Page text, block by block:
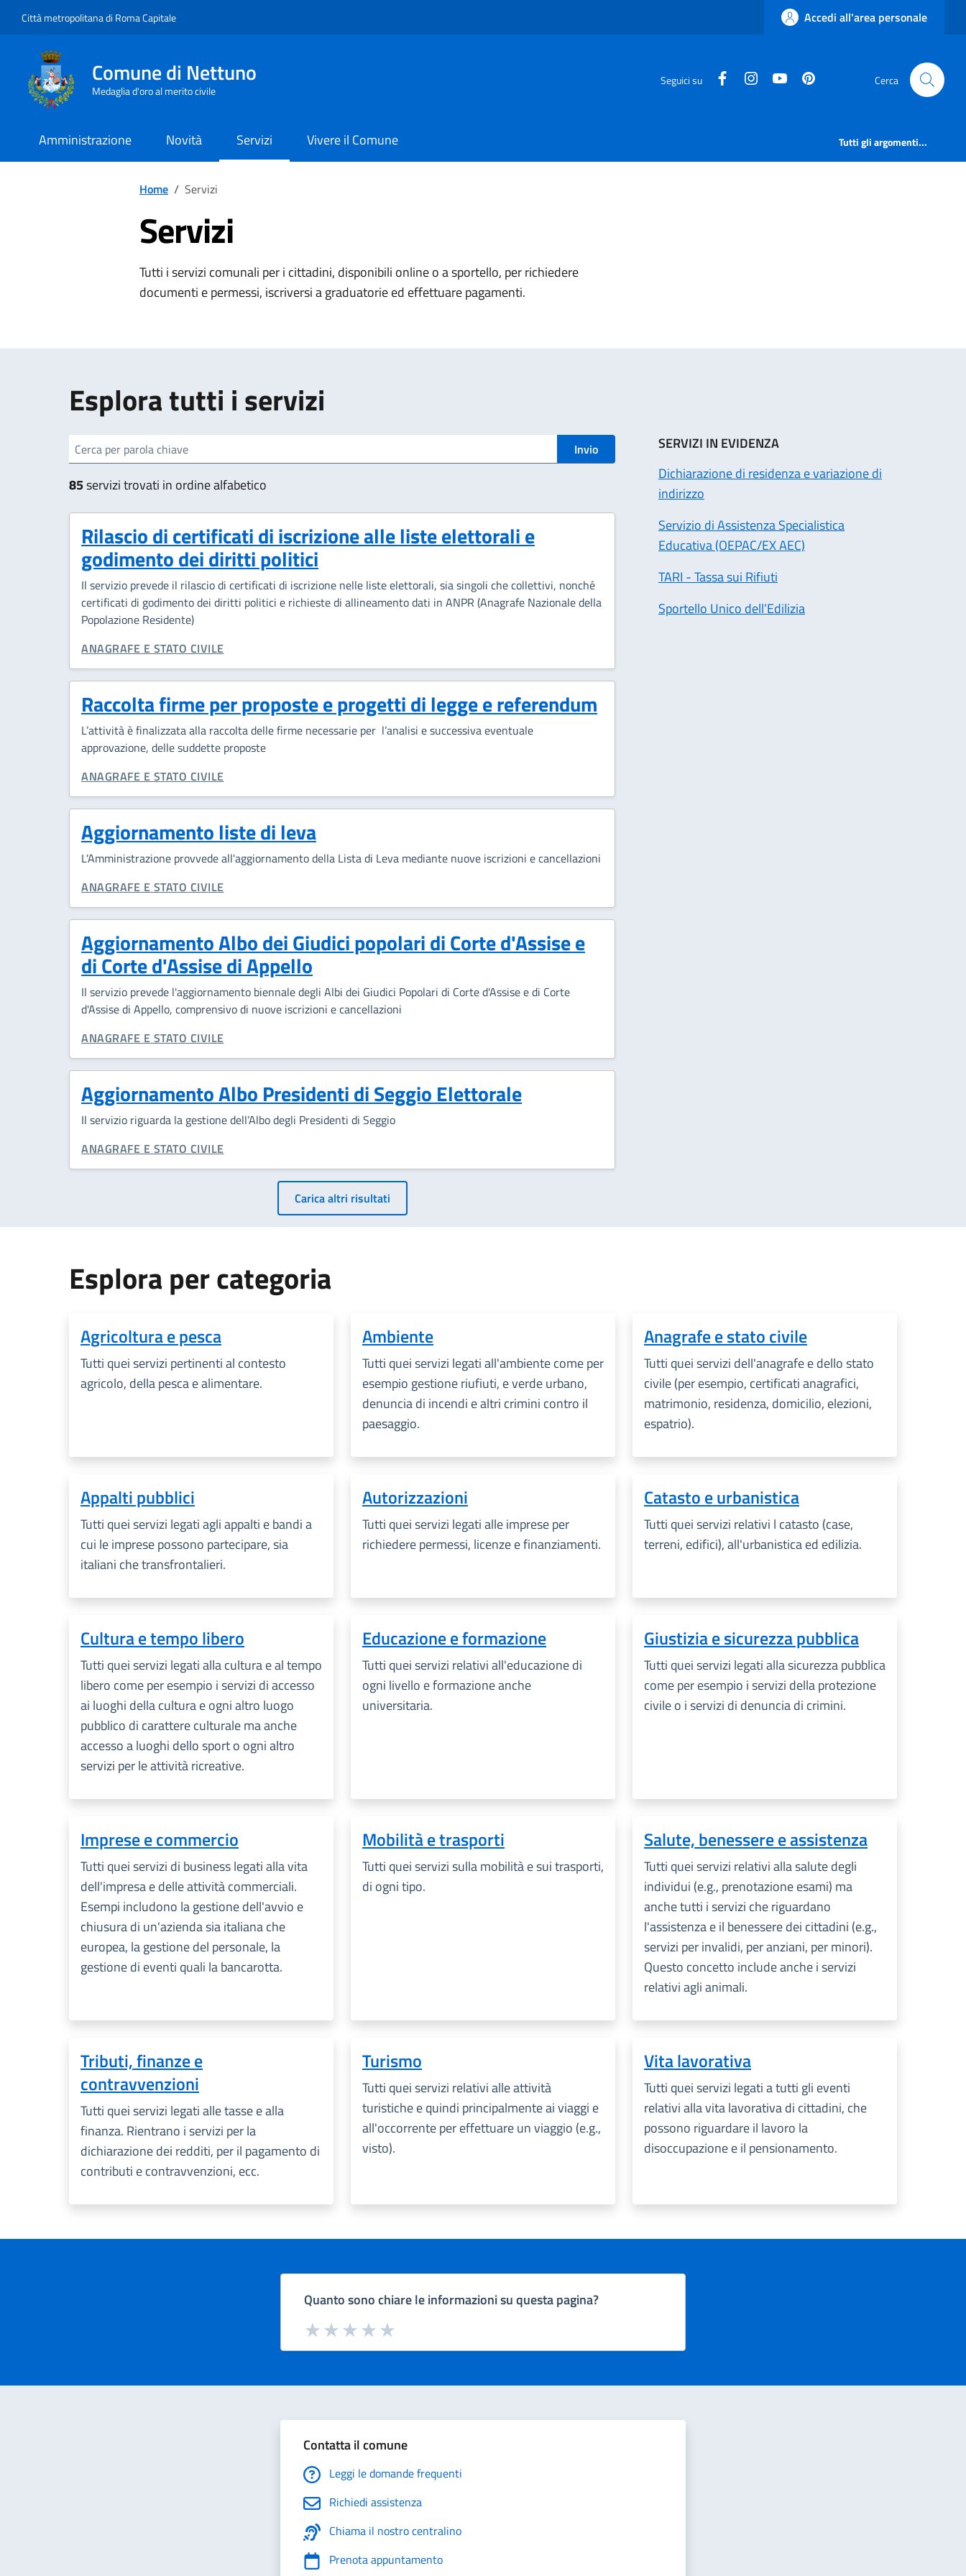
Città metropolitana di Roma Capitale Accedi all'area personale
Comune di Nettuno
Medaglia d'oro al merito civile
Seguici su facebookinstagramcanale youtube Cerca
Amministrazione Novità Servizi Vivere il Comune Tutti gli argomenti...
Home / Servizi
Servizi
Tutti i servizi comunali per i cittadini, disponibili online o a sportello, per richiedere
documenti e permessi, iscriversi a graduatorie ed effettuare pagamenti.
Esplora tutti i servizi
cerca Invio
85servizi trovati in ordine alfabetico
Rilascio di certificati di iscrizione alle liste elettorali e
godimento dei diritti politici
Il servizio prevede il rilascio di certificati di iscrizione nelle liste elettorali, sia singoli che collettivi, nonché
certificati di godimento dei diritti politici e richieste di allineamento dati in ANPR (Anagrafe Nazionale della
Popolazione Residente)
CATEGORIA CORRELATA:
ANAGRAFE E STATO CIVILE
Raccolta firme per proposte e progetti di legge e referendum
L’attività è finalizzata alla raccolta delle firme necessarie per l’analisi e successiva eventuale
approvazione, delle suddette proposte
CATEGORIA CORRELATA:
ANAGRAFE E STATO CIVILE
Aggiornamento liste di leva
L'Amministrazione provvede all'aggiornamento della Lista di Leva mediante nuove iscrizioni e cancellazioni
CATEGORIA CORRELATA:
ANAGRAFE E STATO CIVILE
Aggiornamento Albo dei Giudici popolari di Corte d'Assise e
di Corte d'Assise di Appello
Il servizio prevede l'aggiornamento biennale degli Albi dei Giudici Popolari di Corte d'Assise e di Corte
d'Assise di Appello, comprensivo di nuove iscrizioni e cancellazioni
CATEGORIA CORRELATA:
ANAGRAFE E STATO CIVILE
Aggiornamento Albo Presidenti di Seggio Elettorale
Il servizio riguarda la gestione dell’Albo degli Presidenti di Seggio
CATEGORIA CORRELATA:
ANAGRAFE E STATO CIVILE
Paginazione
Carica altri risultati
SERVIZI IN EVIDENZA
Dichiarazione di residenza e variazione di
indirizzo
Servizio di Assistenza Specialistica
Educativa (OEPAC/EX AEC)
TARI - Tassa sui Rifiuti
Sportello Unico dell’Edilizia
Esplora per categoria
Agricoltura e pesca
Tutti quei servizi pertinenti al contesto
agricolo, della pesca e alimentare.
Ambiente
Tutti quei servizi legati all'ambiente come per
esempio gestione riufiuti, e verde urbano,
denuncia di incendi e altri crimini contro il
paesaggio.
Anagrafe e stato civile
Tutti quei servizi dell'anagrafe e dello stato
civile (per esempio, certificati anagrafici,
matrimonio, residenza, domicilio, elezioni,
espatrio).
Appalti pubblici
Tutti quei servizi legati agli appalti e bandi a
cui le imprese possono partecipare, sia
italiani che transfrontalieri.
Autorizzazioni
Tutti quei servizi legati alle imprese per
richiedere permessi, licenze e finanziamenti.
Catasto e urbanistica
Tutti quei servizi relativi l catasto (case,
terreni, edifici), all'urbanistica ed edilizia.
Cultura e tempo libero
Tutti quei servizi legati alla cultura e al tempo
libero come per esempio i servizi di accesso
ai luoghi della cultura e ogni altro luogo
pubblico di carattere culturale ma anche
accesso a luoghi dello sport o ogni altro
servizi per le attività ricreative.
Educazione e formazione
Tutti quei servizi relativi all'educazione di
ogni livello e formazione anche
universitaria.
Giustizia e sicurezza pubblica
Tutti quei servizi legati alla sicurezza pubblica
come per esempio i servizi della protezione
civile o i servizi di denuncia di crimini.
Imprese e commercio
Tutti quei servizi di business legati alla vita
dell'impresa e delle attività commerciali.
Esempi includono la gestione dell'avvio e
chiusura di un'azienda sia italiana che
europea, la gestione del personale, la
gestione di eventi quali la bancarotta.
Mobilità e trasporti
Tutti quei servizi sulla mobilità e sui trasporti,
di ogni tipo.
Salute, benessere e assistenza
Tutti quei servizi relativi alla salute degli
individui (e.g., prenotazione esami) ma
anche tutti i servizi che riguardano
l'assistenza e il benessere dei cittadini (e.g.,
servizi per invalidi, per anziani, per minori).
Questo concetto include anche i servizi
relativi agli animali.
Tributi, finanze e
contravvenzioni
Tutti quei servizi legati alle tasse e alla
finanza. Rientrano i servizi per la
dichiarazione dei redditi, per il pagamento di
contributi e contravvenzioni, ecc.
Turismo
Tutti quei servizi relativi alle attività
turistiche e quindi principalmente ai viaggi e
all'occorrente per effettuare un viaggio (e.g.,
visto).
Vita lavorativa
Tutti quei servizi legati a tutti gli eventi
relativi alla vita lavorativa di cittadini, che
possono riguardare il lavoro la
disoccupazione e il pensionamento.
Quanto sono chiare le informazioni su questa pagina?
Valuta da 1 a 5 stelle la pagina
Valuta 5 stelle su 5
Valuta 4 stelle su 5
Valuta 3 stelle su 5
Valuta 2 stelle su 5
Valuta 1 stelle su 5
Contatta il comune
Leggi le domande frequenti
Richiedi assistenza
Chiama il nostro centralino
Prenota appuntamento